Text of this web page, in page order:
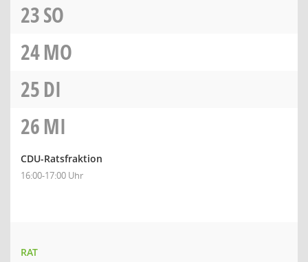
23SO
24MO
25DI
26MI
CDU-Ratsfraktion
16:00-17:00 Uhr
RAT